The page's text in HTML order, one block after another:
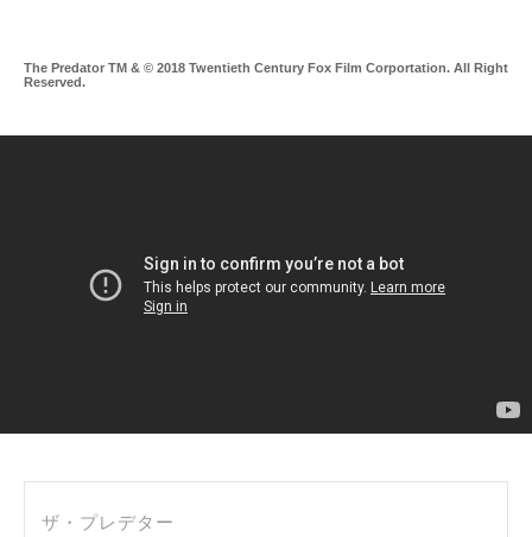
The Predator TM & © 2018 Twentieth Century Fox Film Corportation. All Right
Reserved.
ザ・プレデター